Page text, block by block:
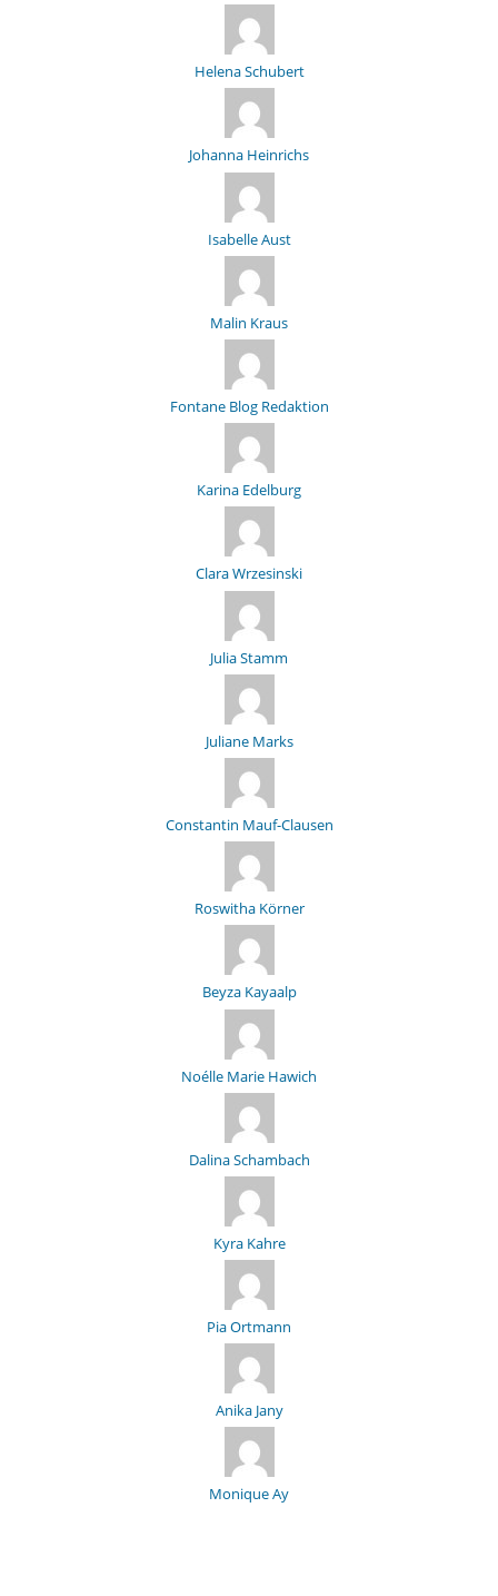
Helena Schubert
Johanna Heinrichs
Isabelle Aust
Malin Kraus
Fontane Blog Redaktion
Karina Edelburg
Clara Wrzesinski
Julia Stamm
Juliane Marks
Constantin Mauf-Clausen
Roswitha Körner
Beyza Kayaalp
Noélle Marie Hawich
Dalina Schambach
Kyra Kahre
Pia Ortmann
Anika Jany
Monique Ay